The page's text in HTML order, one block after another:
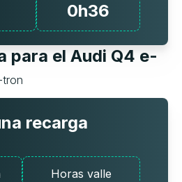
0h36
para el Audi Q4 e-
recarga
Horas valle